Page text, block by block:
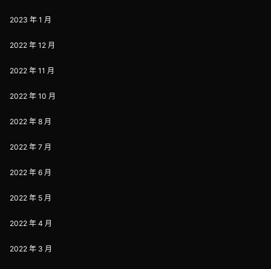
2023 年 1 月
2022 年 12 月
2022 年 11 月
2022 年 10 月
2022 年 8 月
2022 年 7 月
2022 年 6 月
2022 年 5 月
2022 年 4 月
2022 年 3 月